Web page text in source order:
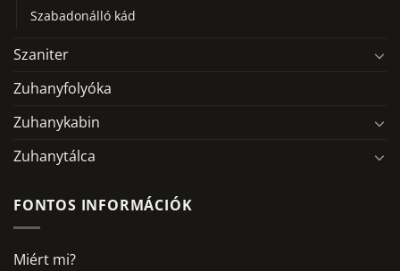
Szabadonálló kád
Szaniter
Zuhanyfolyóka
Zuhanykabin
Zuhanytálca
FONTOS INFORMÁCIÓK
Miért mi?